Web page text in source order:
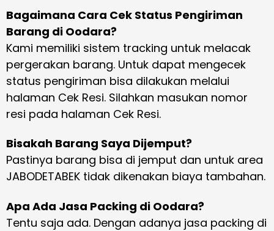
Bagaimana Cara Cek Status Pengiriman
Barang di Oodara?
Kami memiliki sistem tracking untuk melacak
pergerakan barang. Untuk dapat mengecek
status pengiriman bisa dilakukan melalui
halaman Cek Resi. Silahkan masukan nomor
resi pada halaman Cek Resi.
Bisakah Barang Saya Dijemput?
Pastinya barang bisa di jemput dan untuk area
JABODETABEK tidak dikenakan biaya tambahan.
Apa Ada Jasa Packing di Oodara?
Tentu saja ada. Dengan adanya jasa packing di